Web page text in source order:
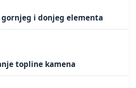
gornjeg i donjeg elementa
topline kamena